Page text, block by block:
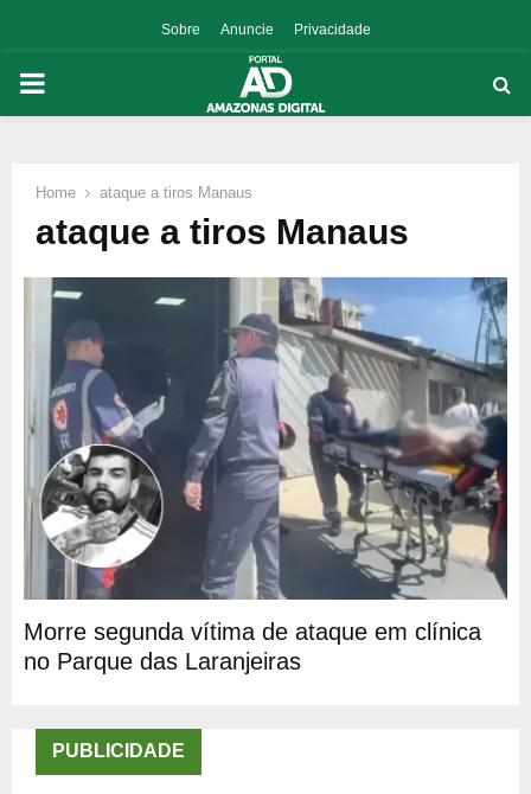
Sobre Anuncie Privacidade
PRIMARY
Home ataque a tiros Manaus
ataque a tiros Manaus
Morre segunda vítima de ataque em clínica
no Parque das Laranjeiras
PUBLICIDADE